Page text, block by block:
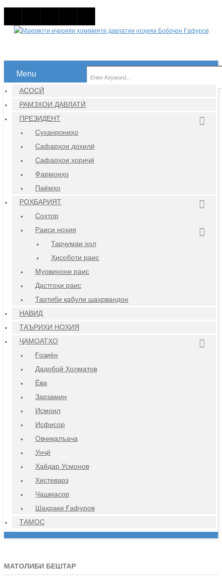
Menu
АСОСӢ
РАМЗҲОИ ДАВЛАТӢ
ПРЕЗИДЕНТ
Суханрониҳо
Сафарҳои дохилӣ
Сафарҳои хориҷӣ
Фармонҳо
Паёмҳо
РОҲБАРИЯТ
Сохтор
Раиси ноҳия
Тарҷумаи ҳол
Ҳисоботи раис
Муовинони раис
Дастгоҳи раис
Тартиби қабули шаҳрвандон
НАВИД
ТАЪРИХИ НОҲИЯ
ҶАМОАТҲО
Ғозиён
Дадобой Холматов
Ёва
Зарзамин
Исмоил
Исфисор
Овчиқалъача
Унҷӣ
Ҳайдар Усмонов
Хистеварз
Чашмасор
Шаҳраки Ғафуров
ТАМОС
МАТОЛИБИ БЕШТАР